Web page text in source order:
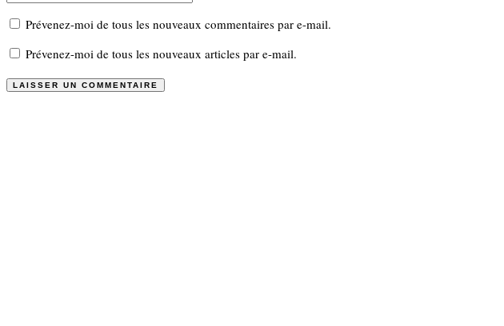
Prévenez-moi de tous les nouveaux commentaires par e-mail.
Prévenez-moi de tous les nouveaux articles par e-mail.